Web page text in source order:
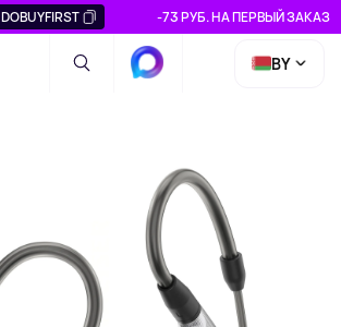
DOBUYFIRST -73 РУБ. НА ПЕРВЫЙ ЗАКАЗ
BY